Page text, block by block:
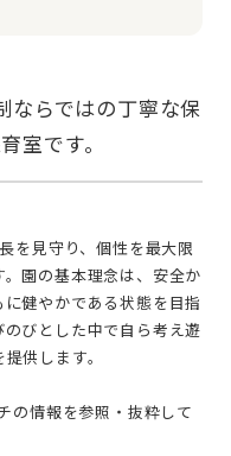
園の基本理念は、安全か
健やかである状態を目指
びとした中で自ら考え遊
供します。
の情報を参照・抜粋して